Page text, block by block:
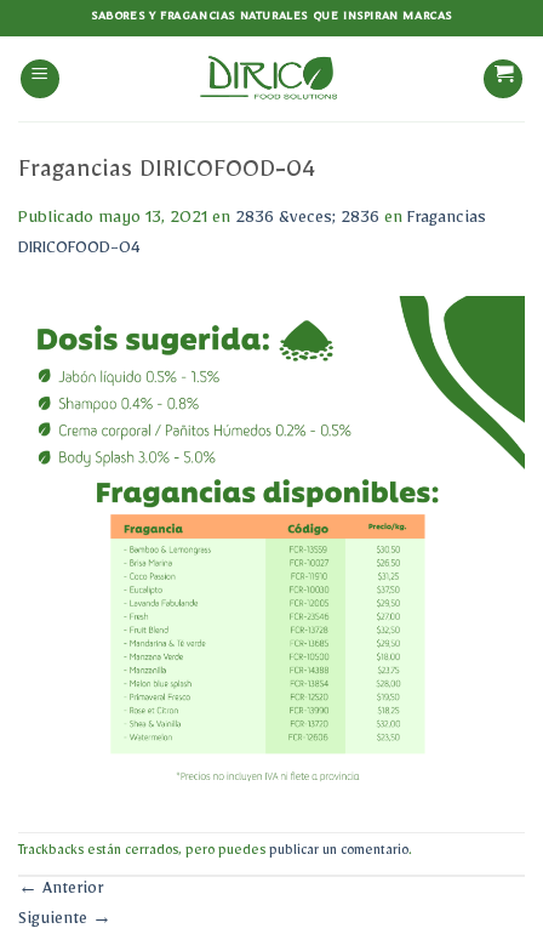
contenido
SABORES Y FRAGANCIAS NATURALES QUE INSPIRAN MARCAS
Fragancias DIRICOFOOD-04
Publicado mayo 13, 2021 en 2836 &veces; 2836 en Fragancias
DIRICOFOOD-04
Trackbacks están cerrados, pero puedes publicar un comentario.
← Anterior
Siguiente →